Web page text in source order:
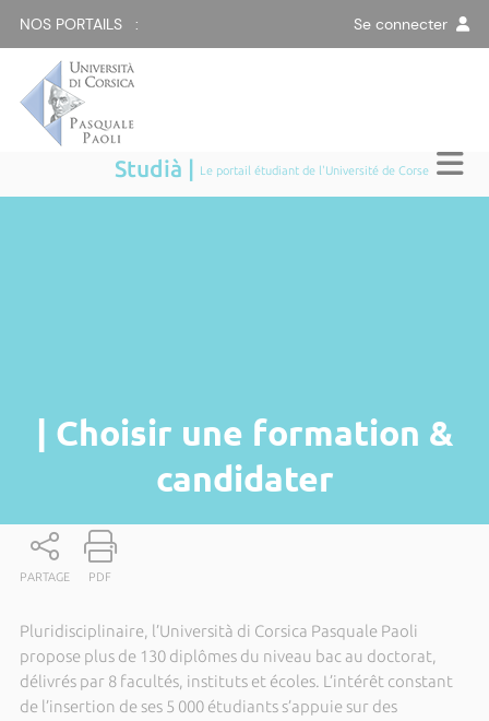
NOS PORTAILS : Se connecter
Studià | Le portail étudiant de l'Université de Corse
| Choisir une formation &
candidater
PARTAGE PDF
Pluridisciplinaire, l’Università di Corsica Pasquale Paoli
propose plus de 130 diplômes du niveau bac au doctorat,
délivrés par 8 facultés, instituts et écoles. L’intérêt constant
de l’insertion de ses 5 000 étudiants s’appuie sur des